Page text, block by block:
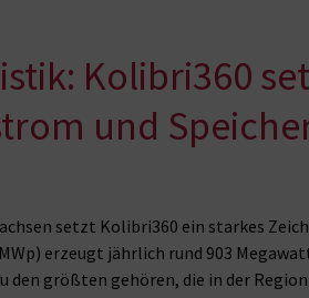
Kolibri360
und
setzt Kolibri360 ein starkes
erzeugt jährlich rund 903
den größten gehören, die in der